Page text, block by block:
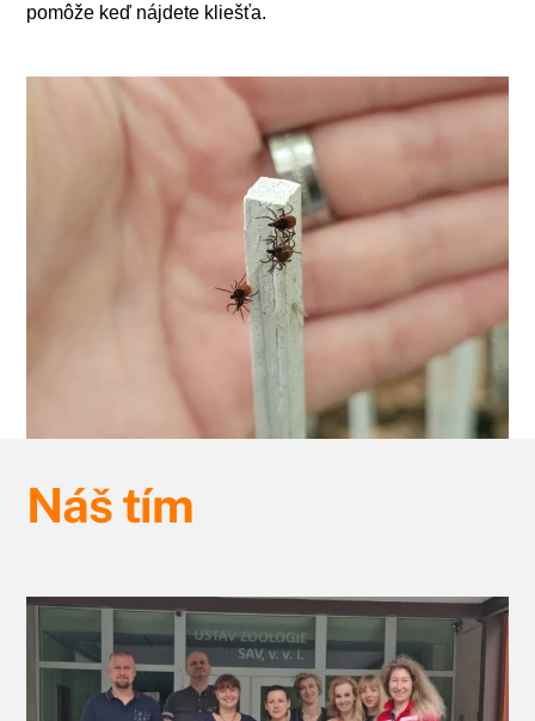
pomôže keď nájdete kliešťa.
Náš tím